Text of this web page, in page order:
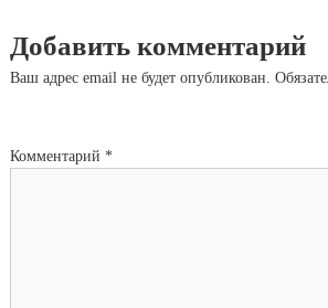
Добавить комментарий
Ваш адрес email не будет опубликован.
Комментарий *